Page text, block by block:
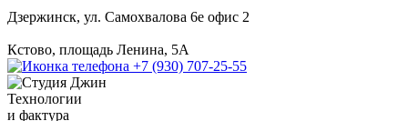
Дзержинск, ул. Самохвалова 6е офис 2
Кстово, площадь Ленина, 5А
+7 (930) 707-25-55
Технологии
и фактура